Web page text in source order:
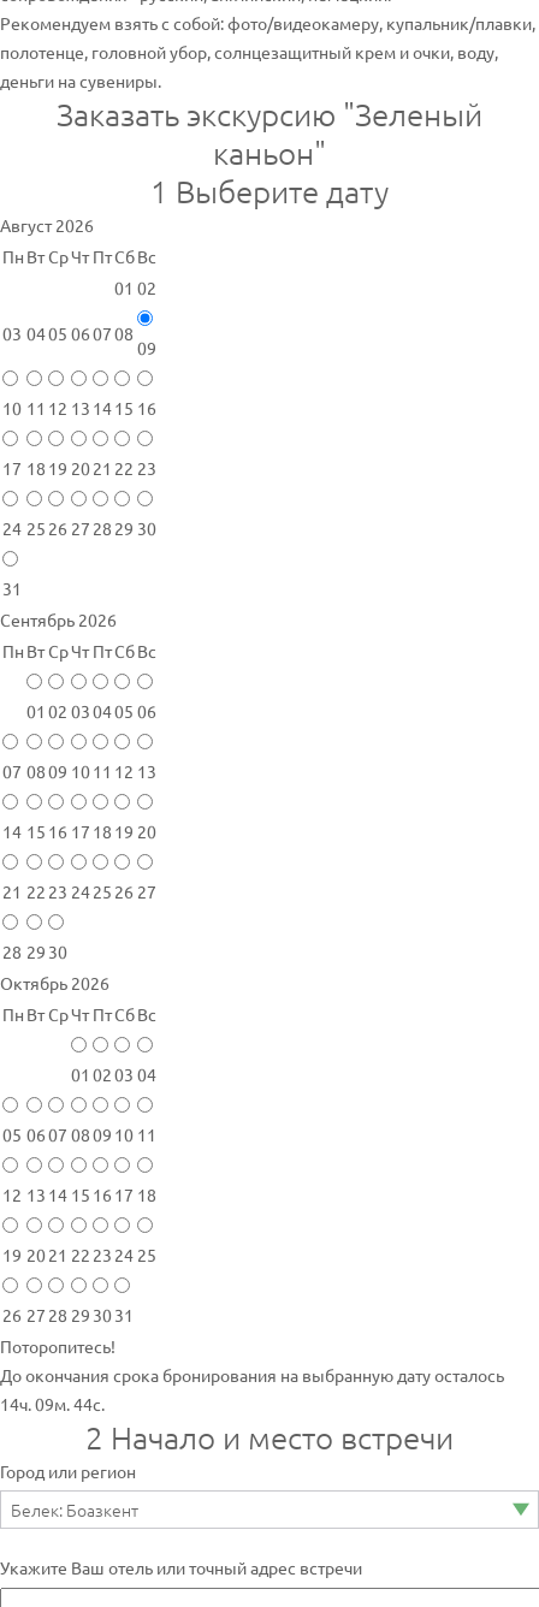
Рекомендуем взять с собой: фото/видеокамеру, купальник/плавки,
полотенце, головной убор, солнцезащитный крем и очки, воду,
деньги на сувениры.
Заказать экскурсию "Зеленый
каньон"
1 Выберите дату
Август 2026
Пн ВтСрЧт ПтСбВс
01 02
03 0405 060708
09
10 11 12 13 1415 16
17 18 19 2021 22 23
24 25 26 27 28 29 30
31
Сентябрь 2026
Пн ВтСрЧт ПтСбВс
01 02 030405 06
07 0809 1011 12 13
14 15 16 17 18 19 20
21 22 23 2425 26 27
28 29 30
Октябрь 2026
Пн ВтСрЧт ПтСбВс
01 0203 04
05 0607 0809 10 11
12 13 14 15 16 17 18
19 2021 22 23 24 25
26 27 28 29 3031
Поторопитесь!
До окончания срока бронирования на выбранную дату осталось
14ч. 09м. 44с.
2 Начало и место встречи
Город или регион
Укажите Ваш отель или точный адрес встречи